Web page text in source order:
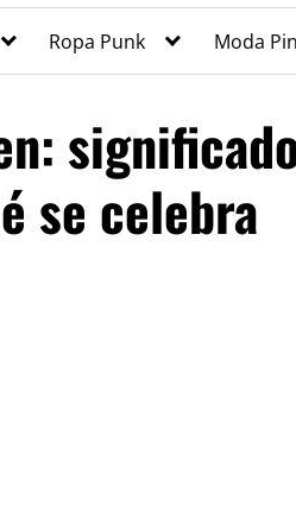
Ropa Punk Moda
se celebra